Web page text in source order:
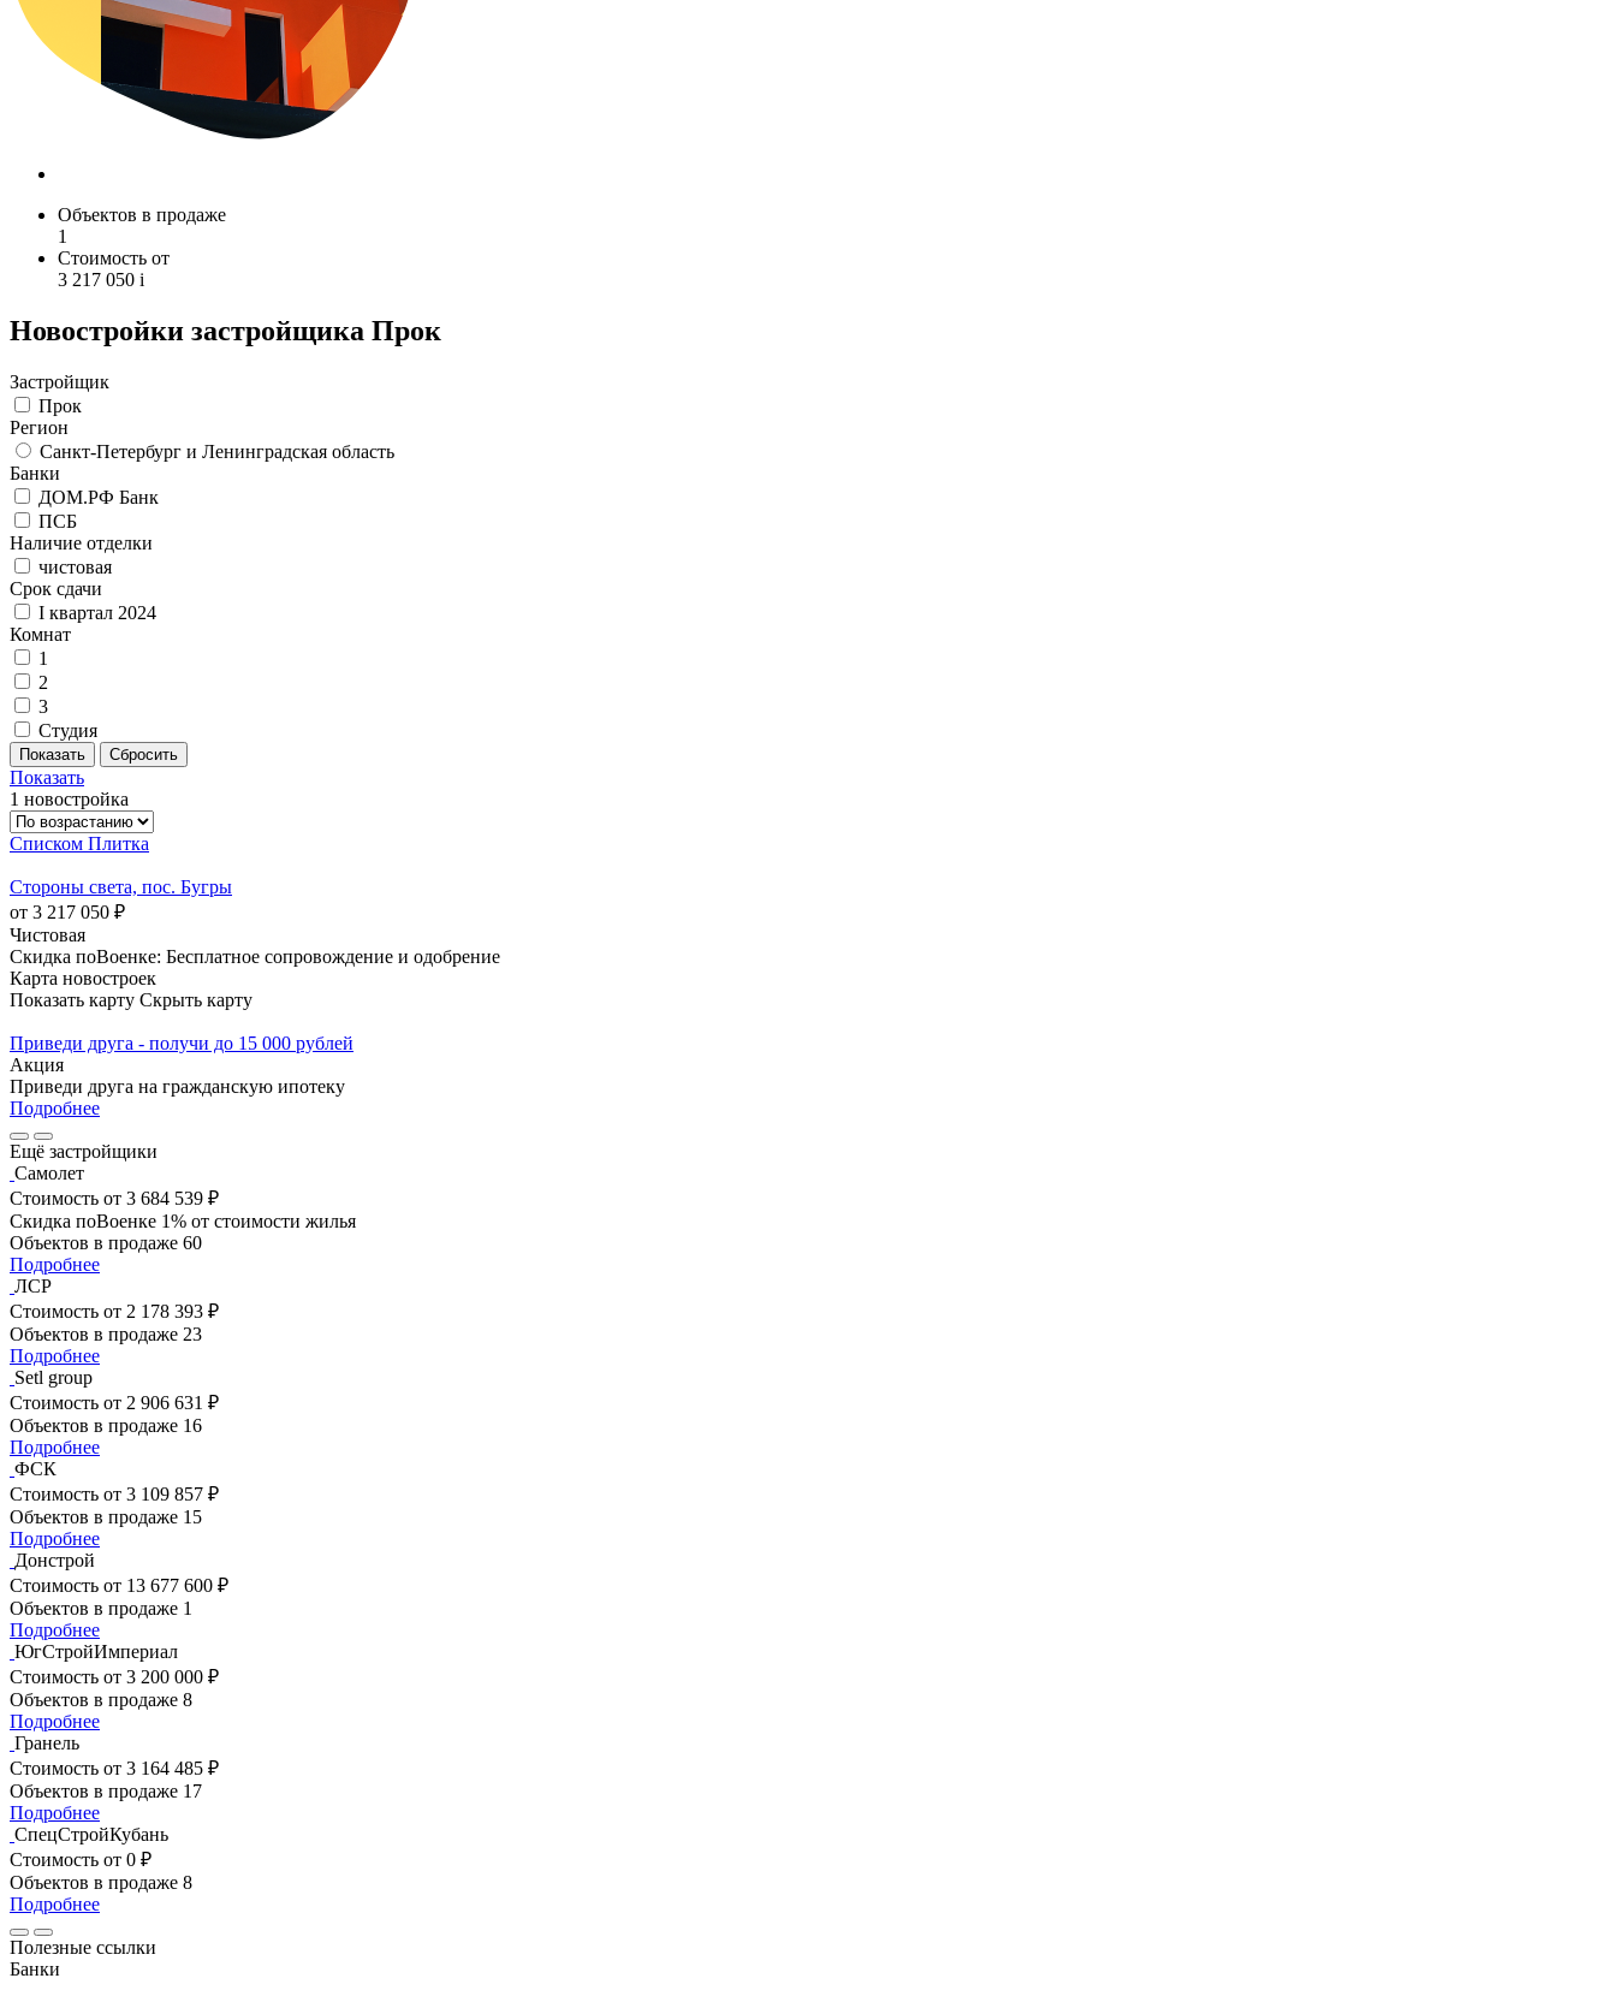
Объектов в продаже
1
Стоимость от
3 217 050 i
Новостройки застройщика Прок
Застройщик
Прок
Регион
Санкт-Петербург и Ленинградская область
Банки
ДОМ.РФ Банк
ПСБ
Наличие отделки
чистовая
Срок сдачи
I квартал 2024
Комнат
1
2
3
Студия
Показать
1 новостройка
Списком Плитка
Стороны света, пос. Бугры
от 3 217 050 ₽
Чистовая
Скидка поВоенке: Бесплатное сопровождение и одобрение
Карта новостроек
Показать карту Скрыть карту
Приведи друга - получи до 15 000 рублей
Акция
Приведи друга на гражданскую ипотеку
Подробнее
Ещё застройщики
Самолет
Стоимость от 3 684 539 ₽
Скидка поВоенке 1% от стоимости жилья
Объектов в продаже 60
Подробнее
ЛСР
Стоимость от 2 178 393 ₽
Объектов в продаже 23
Подробнее
Setl group
Стоимость от 2 906 631 ₽
Объектов в продаже 16
Подробнее
ФСК
Стоимость от 3 109 857 ₽
Объектов в продаже 15
Подробнее
Донстрой
Стоимость от 13 677 600 ₽
Объектов в продаже 1
Подробнее
ЮгСтройИмпериал
Стоимость от 3 200 000 ₽
Объектов в продаже 8
Подробнее
Гранель
Стоимость от 3 164 485 ₽
Объектов в продаже 17
Подробнее
СпецСтройКубань
Стоимость от 0 ₽
Объектов в продаже 8
Подробнее
Полезные ссылки
Банки